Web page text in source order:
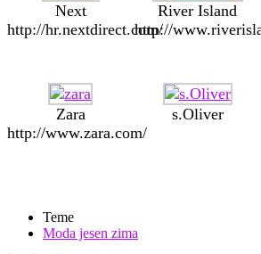
Next
http://hr.nextdirect.com/
River Island
http://
Zara
http://www.zara.com/
s.Oliver
Teme
Moda jesen zima